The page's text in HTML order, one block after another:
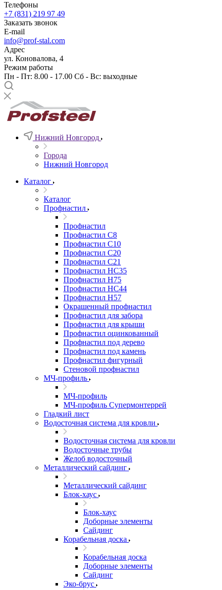
Телефоны
+7 (831) 219 97 49
Заказать звонок
E-mail
info@prof-stal.com
Адрес
ул. Коновалова, 4
Режим работы
Пн - Пт: 8.00 - 17.00 Сб - Вс: выходные
Нижний Новгород
Города
Нижний Новгород
Каталог
Каталог
Профнастил
Профнастил
Профнастил С8
Профнастил С10
Профнастил С20
Профнастил С21
Профнастил НС35
Профнастил Н75
Профнастил HC44
Профнастил Н57
Окрашенный профнастил
Профнастил для забора
Профнастил для крыши
Профнастил оцинкованный
Профнастил под дерево
Профнастил под камень
Профнастил фигурный
Стеновой профнастил
МЧ-профиль
МЧ-профиль
МЧ-профиль Супермонтеррей
Гладкий лист
Водосточная система для кровли
Водосточная система для кровли
Водосточные трубы
Желоб водосточный
Металлический сайдинг
Металлический сайдинг
Блок-хаус
Блок-хаус
Доборные элементы
Сайдинг
Корабельная доска
Корабельная доска
Доборные элементы
Сайдинг
Эко-брус